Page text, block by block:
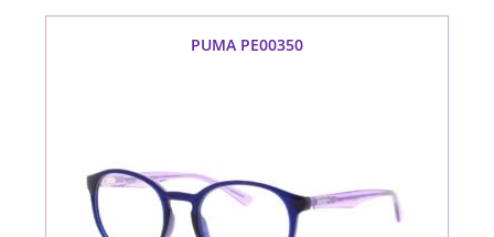
PUMA PE00350